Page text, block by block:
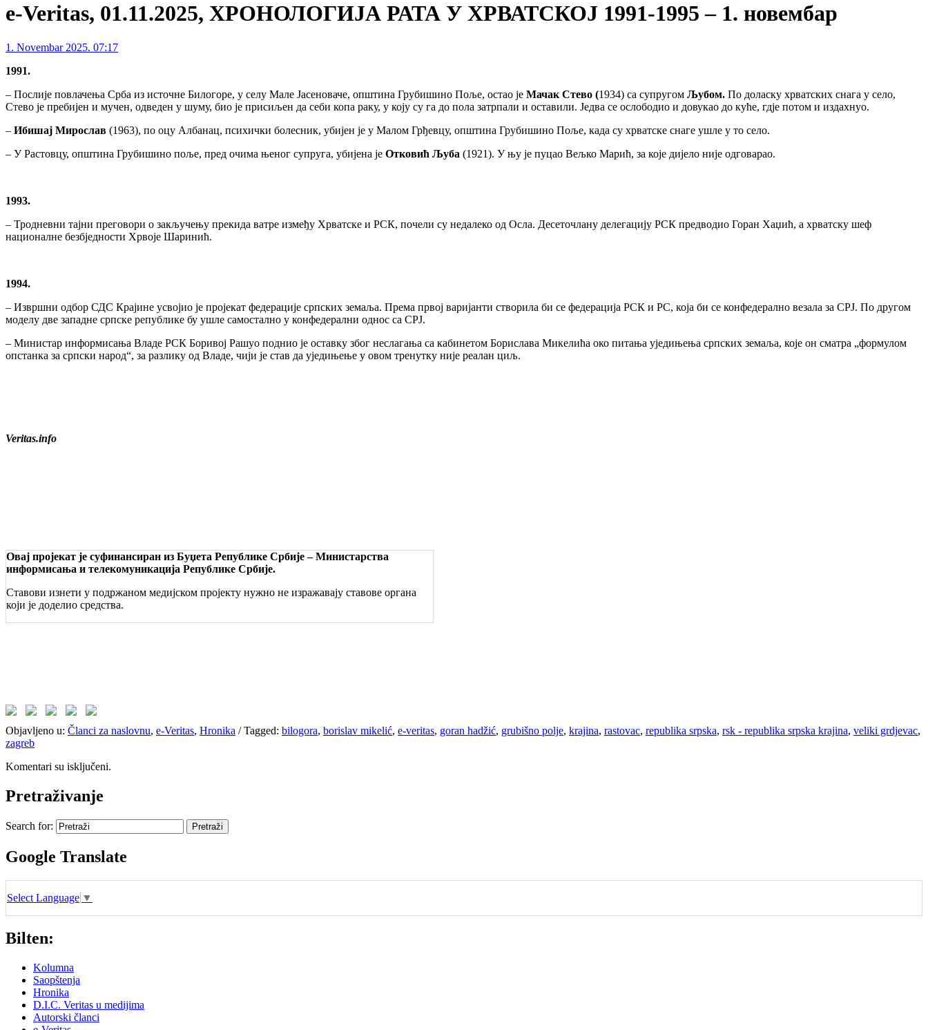
e-Veritas, 01.11.2025, ХРОНОЛОГИЈА РАТА У ХРВАТСКОЈ 1991-1995 – 1. новембар
1. Novembar 2025. 07:17
1991.
– Послије повлачења Срба из источне Билогоре, у селу Мале Јасеноваче, општина Грубишино Поље, остао је Мачак Стево (1934) са супругом Љубом. По доласку хрватских снага у село,
Стево је пребијен и мучен, одведен у шуму, био је присиљен да себи копа раку, у коју су га до пола затрпали и оставили. Једва се ослободио и довукао до куће, гдје потом и издахнуо.
– Ибишај Мирослав (1963), по оцу Албанац, психички болесник, убијен је у Малом Грђевцу, општина Грубишино Поље, када су хрватске снаге ушле у то село.
– У Растовцу, општина Грубишино поље, пред очима њеног супруга, убијена је Отковић Љуба (1921). У њу је пуцао Вељко Марић, за које дијело није одговарао.
1993.
– Тродневни тајни преговори о закључењу прекида ватре између Хрватске и РСК, почели су недалеко од Осла. Десеточлану делегацију РСК предводио Горан Хаџић, а хрватску шеф
националне безбједности Хрвоје Шаринић.
1994.
– Извршни одбор СДС Крајине усвојио је пројекат федерације српских земаља. Према првој варијанти створила би се федерација РСК и РС, која би се конфедерално везала за СРЈ. По другом
моделу две западне српске републике бу ушле самостално у конфедерални однос са СРЈ.
– Министар информисања Владе РСК Боривој Рашуо поднио је оставку због неслагања са кабинетом Борислава Микелића око питања уједињења српских земаља, које он сматра „формулом
опстанка за српски народ“, за разлику од Владе, чији је став да уједињење у овом тренутку није реалан циљ.
Veritas.info
Овај пројекат је суфинансиран из Буџета Републике Србије – Министарства
информисања и телекомуникација Републике Србије.
Ставови изнети у подржаном медијском пројекту нужно не изражавају ставове органа
који је доделио средства.
Objavljeno u: Članci za naslovnu, e-Veritas, Hronika /Tagged: bilogora, borislav mikelić, e-veritas, goran hadžić, grubišno polje, krajina, rastovac, republika srpska, rsk - republika srpska krajina, veliki grdjevac,
zagreb
Komentari su isključeni.
Pretraživanje
Search for:
Google Translate
Select Language ▼
Bilten:
Kolumna
Saopštenja
Hronika
D.I.C. Veritas u medijima
Autorski članci